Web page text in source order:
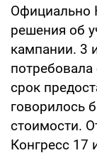
Официально
решения об
кампании. 3
срок
говорилось
стоимости.
Конгресс 17